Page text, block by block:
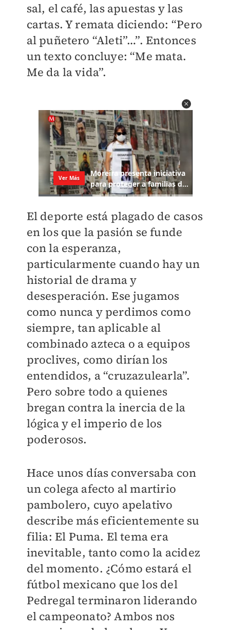
sal, el café, las apuestas y las
cartas. Y remata diciendo: “Pero
al puñetero “Aleti”…”. Entonces
un texto concluye: “Me mata.
Me da la vida”.
El deporte está plagado de casos
en los que la pasión se funde
con la esperanza,
particularmente cuando hay un
historial de drama y
desesperación. Ese jugamos
como nunca y perdimos como
siempre, tan aplicable al
combinado azteca o a equipos
proclives, como dirían los
entendidos, a “cruzazulearla”.
Pero sobre todo a quienes
bregan contra la inercia de la
lógica y el imperio de los
poderosos.
Hace unos días conversaba con
un colega afecto al martirio
pambolero, cuyo apelativo
describe más eficientemente su
filia: El Puma. El tema era
inevitable, tanto como la acidez
del momento. ¿Cómo estará el
fútbol mexicano que los del
Pedregal terminaron liderando
el campeonato? Ambos nos